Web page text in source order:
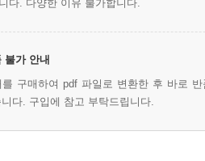
다. 다양한 이유 불가합니다.
불가 안내
를 구매하여 pdf 파일로 변환한 후 바로
다. 구입에 참고 부탁드립니다.